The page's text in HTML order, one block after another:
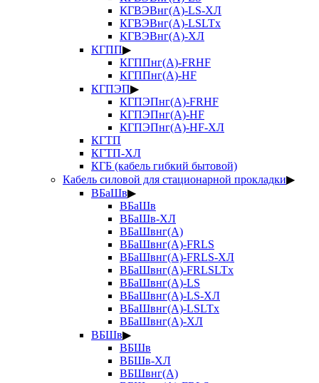
КГВЭВнг(А)-LS-ХЛ
КГВЭВнг(А)-LSLTx
КГВЭВнг(А)-ХЛ
КГПП▶
КГППнг(А)-FRHF
КГППнг(А)-HF
КГПЭП▶
КГПЭПнг(А)-FRHF
КГПЭПнг(А)-HF
КГПЭПнг(А)-HF-ХЛ
КГТП
КГТП-ХЛ
КГБ (кабель гибкий бытовой)
Кабель силовой для стационарной прокладки▶
ВБаШв▶
ВБаШв
ВБаШв-ХЛ
ВБаШвнг(А)
ВБаШвнг(А)-FRLS
ВБаШвнг(А)-FRLS-ХЛ
ВБаШвнг(А)-FRLSLTx
ВБаШвнг(А)-LS
ВБаШвнг(А)-LS-ХЛ
ВБаШвнг(А)-LSLTx
ВБаШвнг(А)-ХЛ
ВБШв▶
ВБШв
ВБШв-ХЛ
ВБШвнг(А)